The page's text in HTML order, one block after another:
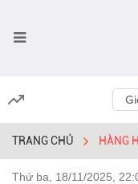
TRANG CHỦ HÀNG
Thứ ba, 18/11/2025,